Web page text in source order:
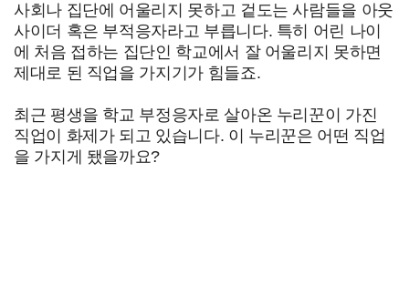
사회나 집단에 어울리지 못하고 겉도는 사람들을 아웃
사이더 혹은 부적응자라고 부릅니다. 특히 어린 나이
에 처음 접하는 집단인 학교에서 잘 어울리지 못하면
제대로 된 직업을 가지기가 힘들죠.
최근 평생을 학교 부정응자로 살아온 누리꾼이 가진
직업이 화제가 되고 있습니다. 이 누리꾼은 어떤 직업
을 가지게 됐을까요?